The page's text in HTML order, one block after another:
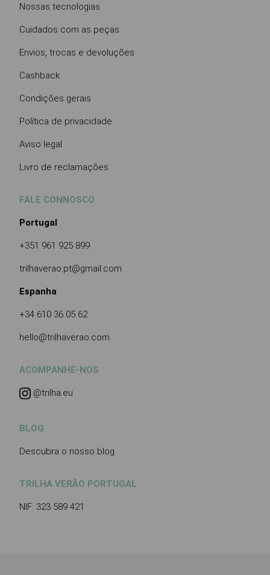
Nossas tecnologias
Cuidados com as peças
Envios, trocas e devoluções
Cashback
Condições gerais
Política de privacidade
Aviso legal
Livro de reclamações
FALE CONNOSCO
Portugal
+351 961 925 899
trilhaverao.pt@gmail.com
Espanha
+34 610 36 05 62
hello@trilhaverao.com
ACOMPANHE-NOS
@trilha.eu
BLOG
Descubra o nosso blog
TRILHA VERÃO PORTUGAL
NIF: 323 589 421